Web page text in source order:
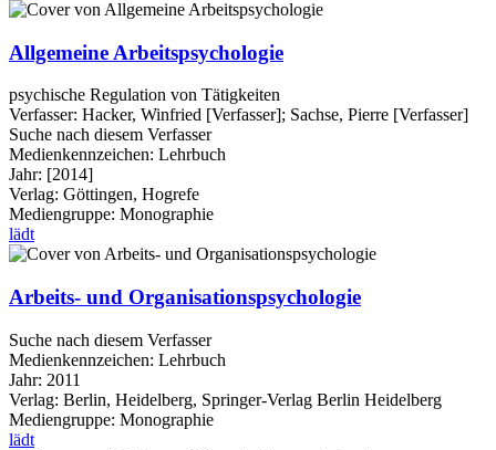
Allgemeine Arbeitspsychologie
psychische Regulation von Tätigkeiten
Verfasser: Hacker, Winfried [Verfasser]; Sachse, Pierre [Verfasser]
Suche nach diesem Verfasser
Medienkennzeichen: Lehrbuch
Jahr: [2014]
Verlag: Göttingen, Hogrefe
Mediengruppe: Monographie
lädt
Arbeits- und Organisationspsychologie
Suche nach diesem Verfasser
Medienkennzeichen: Lehrbuch
Jahr: 2011
Verlag: Berlin, Heidelberg, Springer-Verlag Berlin Heidelberg
Mediengruppe: Monographie
lädt